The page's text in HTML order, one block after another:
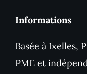
Informations
Basée à Ixelles,
PME et